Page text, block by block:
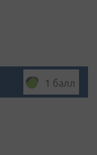
1 балл